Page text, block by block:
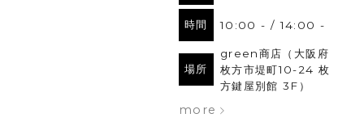
時間 10:00 - / 14:00 -
場所
green商店（大阪府
枚方市堤町10-24 枚
方鍵屋別館 3F）
more